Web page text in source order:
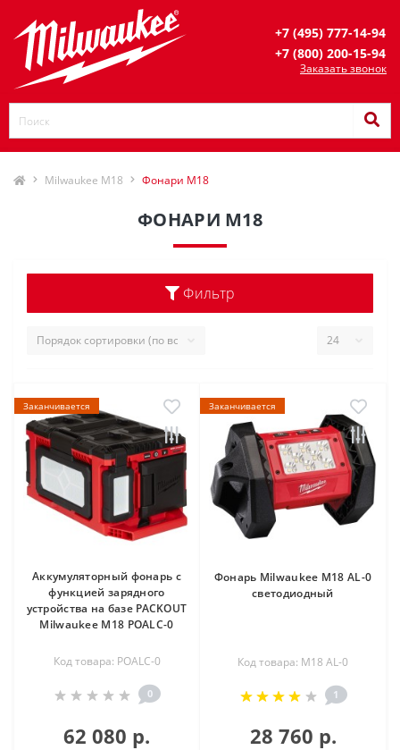
+7 (495) 777-14-94
+7 (800) 200-15-94
Заказать звонок
Milwaukee M18 Фонари M18
ФОНАРИ M18
Фильтр
Заканчивается
Аккумуляторный фонарь с
функцией зарядного
устройства на базе PACKOUT
Milwaukee M18 POALC-0
Код товара: POALC-0
0
62 080 р.
Заканчивается
Фонарь Milwaukee M18 AL-0
светодиодный
Код товара: M18 AL-0
1
28 760 р.